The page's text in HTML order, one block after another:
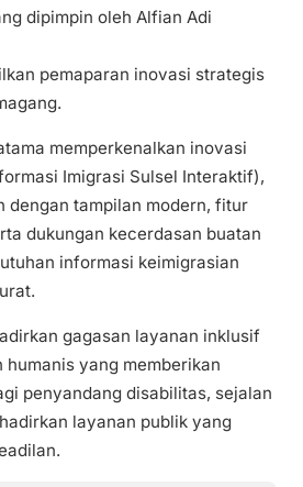
dipimpin oleh Alfian Adi
pemaparan inovasi strategis
memperkenalkan inovasi
Imigrasi Sulsel Interaktif),
dengan tampilan modern, fitur
dukungan kecerdasan buatan
informasi keimigrasian
gagasan layanan inklusif
humanis yang memberikan
penyandang disabilitas, sejalan
layanan publik yang